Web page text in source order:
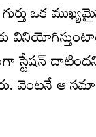
ఒక
స్టేషన్ దాటిందని
ఆ